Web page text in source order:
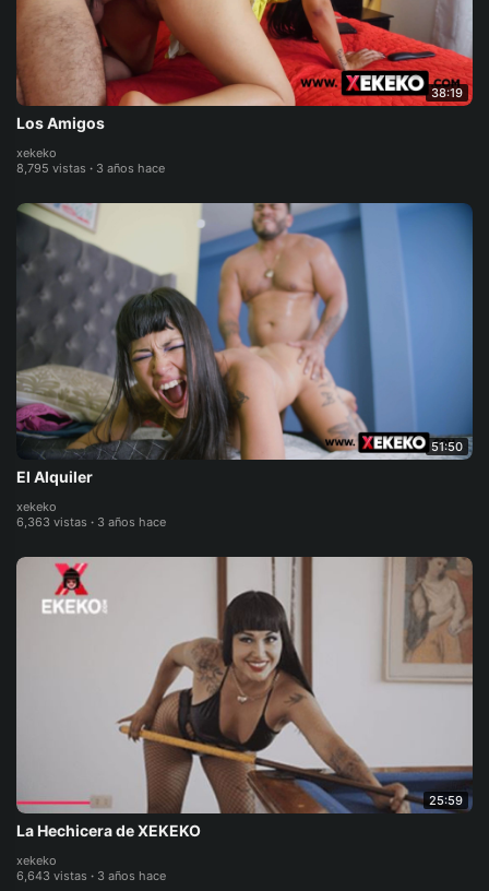
38:19
Los Amigos
xekeko
8,795 vistas · 3 años hace
51:50
El Alquiler
xekeko
6,363 vistas · 3 años hace
25:59
La Hechicera de XEKEKO
xekeko
6,643 vistas · 3 años hace